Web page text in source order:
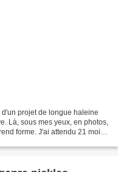
projet de longue haleine
Là, sous mes yeux, en photos,
forme. J'ai attendu 21 mois